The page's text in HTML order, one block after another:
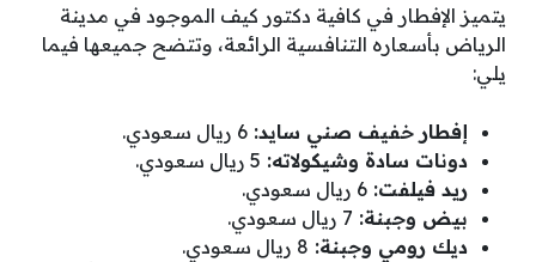
يتميز الإفطار في كافية دكتور كيف الموجود في مدينة
الرياض بأسعاره التنافسية الرائعة، وتتضح جميعها فيما
يلي:
إفطار خفيف صني سايد: 6 ريال سعودي.
دونات سادة وشيكولاته: 5 ريال سعودي.
ريد فيلفت: 6 ريال سعودي.
بيض وجبنة: 7 ريال سعودي.
ديك رومي وجبنة: 8 ريال سعودي.